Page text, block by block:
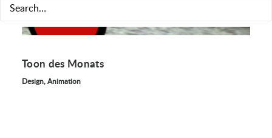
Toon des Monats
Design, Animation